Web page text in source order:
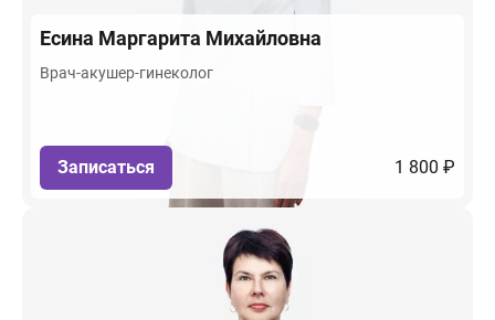
Есина Маргарита Михайловна
Врач-акушер-гинеколог
Записаться 1 800 ₽